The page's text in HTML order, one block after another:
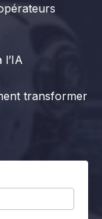
transformer